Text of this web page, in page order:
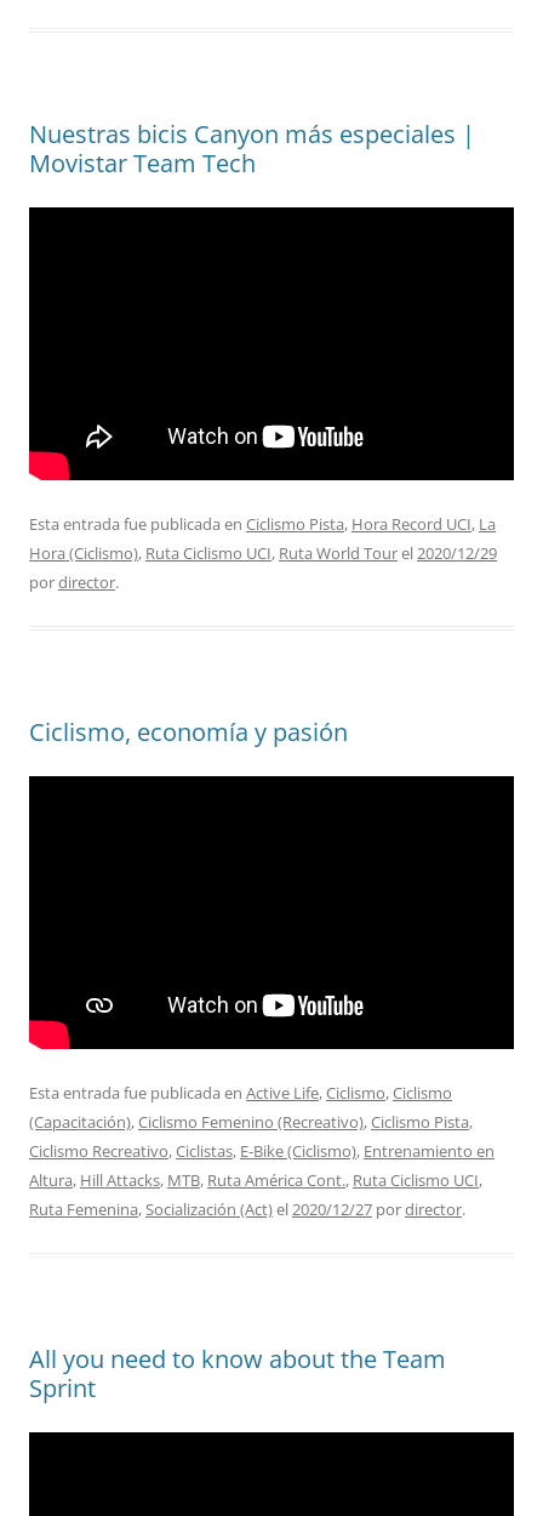
Nuestras bicis Canyon más especiales |
Movistar Team Tech
Esta entrada fue publicada en Ciclismo Pista, Hora Record UCI, La
Hora (Ciclismo), Ruta Ciclismo UCI, Ruta World Tourel2020/12/29
pordirector.
Ciclismo, economía y pasión
Esta entrada fue publicada en Active Life,Ciclismo,Ciclismo
(Capacitación),Ciclismo Femenino (Recreativo),Ciclismo Pista,
Ciclismo Recreativo,Ciclistas, E-Bike (Ciclismo), Entrenamiento en
Altura, Hill Attacks, MTB, Ruta América Cont., Ruta Ciclismo UCI,
Ruta Femenina,Socialización (Act)el2020/12/27 pordirector.
All you need to know about the Team
Sprint